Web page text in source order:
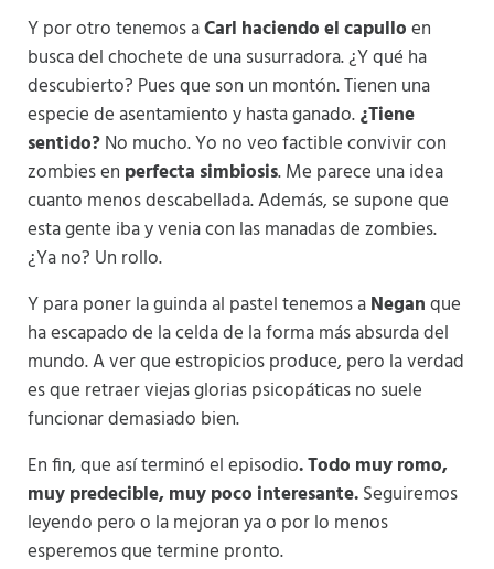
Y por otro tenemos aCarl haciendo el capulloen
busca del chochete de una susurradora. ¿Y qué ha
descubierto? Pues que son un montón. Tienen una
especie de asentamiento y hasta ganado.¿Tiene
sentido?No mucho. Yo no veo factible convivir con
zombies en perfecta simbiosis. Me parece una idea
cuanto menos descabellada. Además, se supone que
esta gente iba y venia con las manadas de zombies.
¿Ya no? Un rollo.
Y para poner la guinda al pastel tenemos aNeganque
ha escapado de la celda de la forma más absurda del
mundo. A ver que estropicios produce, pero la verdad
es que retraer viejas glorias psicopáticas no suele
funcionar demasiado bien.
En fin, que así terminó el episodio. Todo muy romo,
muy predecible, muy poco interesante.Seguiremos
leyendo pero o la mejoran ya o por lo menos
esperemos que termine pronto.